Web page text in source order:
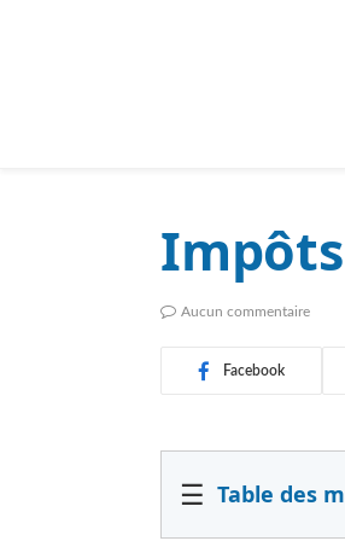
Impôts
Aucun commentaire
Facebook
☰ Table des